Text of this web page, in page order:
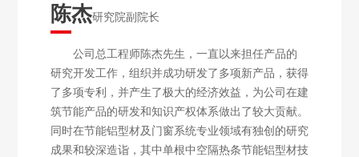
陈杰研究院副院长
公司总工程师陈杰先生，一直以来担任产品的
研究开发工作，组织并成功研发了多项新产品，获得
了多项专利，并产生了极大的经济效益，为公司在建
筑节能产品的研发和知识产权体系做出了较大贡献。
同时在节能铝型材及门窗系统专业领域有独创的研究
成果和较深造诣，其中单根中空隔热条节能铝型材技